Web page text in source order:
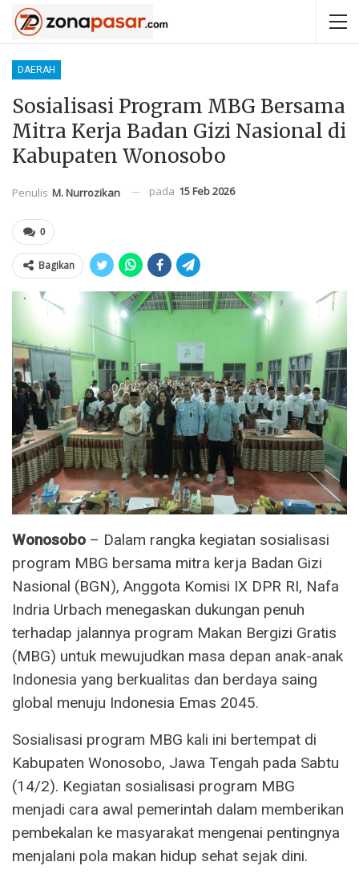
DAERAH
Sosialisasi Program MBG Bersama
Mitra Kerja Badan Gizi Nasional di
Kabupaten Wonosobo
Penulis M. Nurrozikan pada 15 Feb 2026
0
Bagikan
Wonosobo – Dalam rangka kegiatan sosialisasi
program MBG bersama mitra kerja Badan Gizi
Nasional (BGN), Anggota Komisi IX DPR RI, Nafa
Indria Urbach menegaskan dukungan penuh
terhadap jalannya program Makan Bergizi Gratis
(MBG) untuk mewujudkan masa depan anak-anak
Indonesia yang berkualitas dan berdaya saing
global menuju Indonesia Emas 2045.
Sosialisasi program MBG kali ini bertempat di
Kabupaten Wonosobo, Jawa Tengah pada Sabtu
(14/2). Kegiatan sosialisasi program MBG
menjadi cara awal pemerintah dalam memberikan
pembekalan ke masyarakat mengenai pentingnya
menjalani pola makan hidup sehat sejak dini.